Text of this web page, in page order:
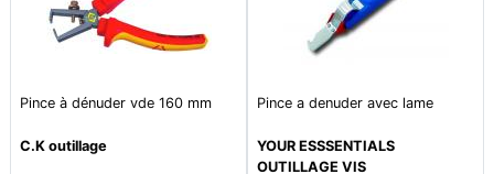
Pince à dénuder vde 160 mm
C.K outillage
Pince a denuder avec lame
YOUR ESSSENTIALS
OUTILLAGE VIS